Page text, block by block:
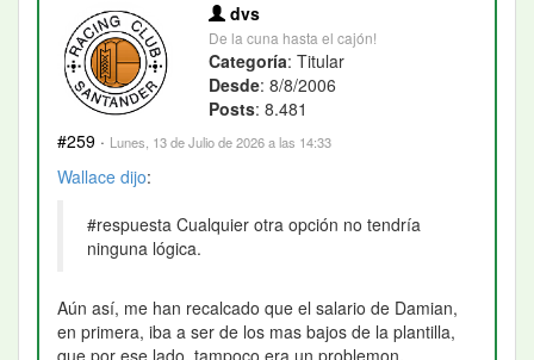
dvs
De la cuna hasta el cajón!
Categoría: Titular
Desde: 8/8/2006
Posts: 8.481
#259 · Lunes, 13 de Julio de 2026 a las 14:33
Wallace dijo:
#respuesta Cualquier otra opción no tendría
ninguna lógica.
Aún así, me han recalcado que el salario de Damian,
en primera, iba a ser de los mas bajos de la plantilla,